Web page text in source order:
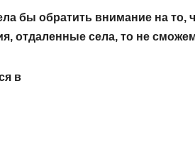
бы обратить внимание на
отдаленные села, то не
в